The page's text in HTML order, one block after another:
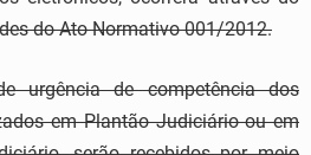
do Ato Normativo 001/2012.
urgência de competência dos
em Plantão Judiciário ou em